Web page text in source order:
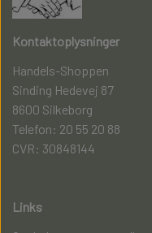
Kontaktoplysninger
Handels-Shoppen
Sinding Hedevej 87
8600 Silkeborg
Telefon: 20 55 20 88
CVR: 30848144
Links